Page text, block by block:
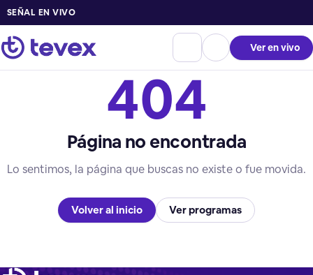
SEÑAL EN VIVO
Ver en vivo
404
Página no encontrada
Lo sentimos, la página que buscas no existe o fue movida.
Volver al inicio Ver programas